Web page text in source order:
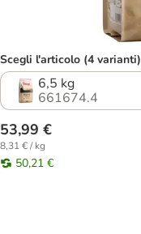
Scegli l'articolo (4 varianti)
6,5 kg
661674.4
53,99 €
8,31 € / kg
50,21 €